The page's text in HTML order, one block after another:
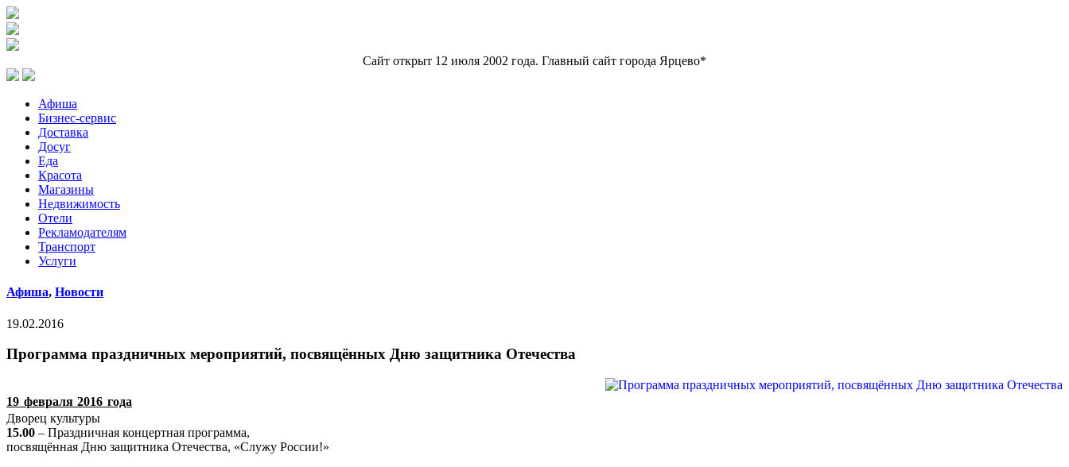
Сайт открыт 12 июля 2002 года. Главный сайт города Ярцево*
Афиша
Бизнес-сервис
Доставка
Досуг
Еда
Красота
Магазины
Недвижимость
Отели
Рекламодателям
Транспорт
Услуги
Афиша, Новости
19.02.2016
Программа праздничных мероприятий, посвящённых Дню защитника Отечества
19 февраля 2016 года
Дворец культуры
15.00 – Праздничная концертная программа,
посвящённая Дню защитника Отечества, «Служу России!»